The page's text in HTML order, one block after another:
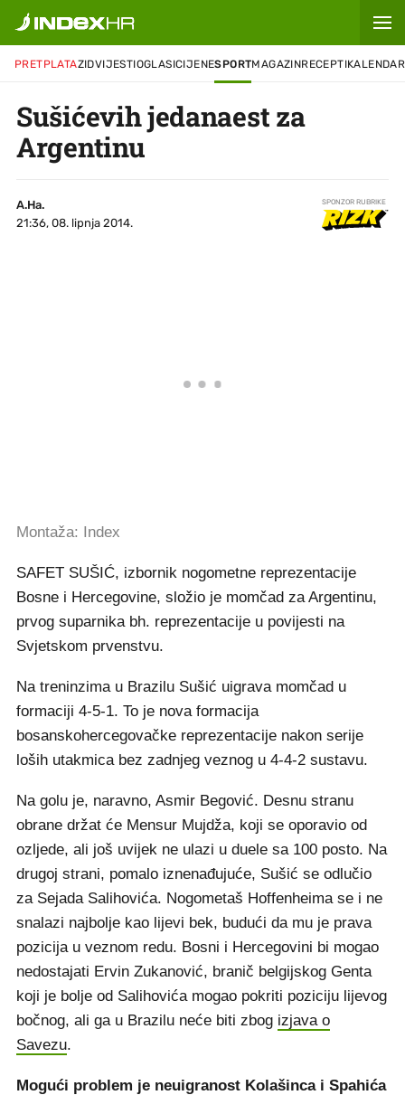
PRETPLATAZIDVIJESTIOGLASICIJENESPORTMAGAZINRECEPTIKALENDAR
Sušićevih jedanaest za
Argentinu
A.Ha.
21:36, 08. lipnja 2014.
SPONZOR RUBRIKE
Montaža: Index
SAFET SUŠIĆ, izbornik nogometne reprezentacije
Bosne i Hercegovine, složio je momčad za Argentinu,
prvog suparnika bh. reprezentacije u povijesti na
Svjetskom prvenstvu.
Na treninzima u Brazilu Sušić uigrava momčad u
formaciji 4-5-1. To je nova formacija
bosanskohercegovačke reprezentacije nakon serije
loših utakmica bez zadnjeg veznog u 4-4-2 sustavu.
Na golu je, naravno, Asmir Begović. Desnu stranu
obrane držat će Mensur Mujdža, koji se oporavio od
ozljede, ali još uvijek ne ulazi u duele sa 100 posto. Na
drugoj strani, pomalo iznenađujuće, Sušić se odlučio
za Sejada Salihovića. Nogometaš Hoffenheima se i ne
snalazi najbolje kao lijevi bek, budući da mu je prava
pozicija u veznom redu. Bosni i Hercegovini bi mogao
nedostajati Ervin Zukanović, branič belgijskog Genta
koji je bolje od Salihovića mogao pokriti poziciju lijevog
bočnog, ali ga u Brazilu neće biti zbog izjava o
Savezu.
Mogući problem je neuigranost Kolašinca i Spahića